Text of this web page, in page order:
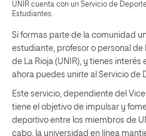
UNIR cuenta con un Servicio de
Estudiantes.
Si formas parte de la comunidad
estudiante, profesor o personal de
de La Rioja (UNIR), y tienes interés
ahora puedes unirte al Servicio de
Este servicio, dependiente del
tiene el objetivo de impulsar y
deportivo entre los miembros de
cabo, la universidad en línea